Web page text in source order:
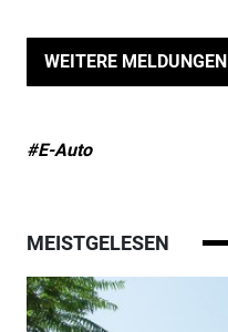
WEITERE MELDUNGEN
#E-Auto
MEISTGELESEN